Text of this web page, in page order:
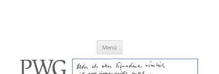
Menü